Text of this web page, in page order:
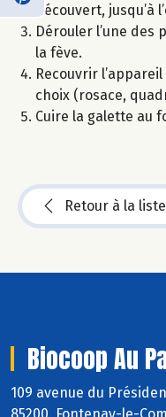
découvert,
Dérouler l’une
la fève.
Recouvrir
choix (rosace,
Cuire la galette au
Retour à la liste
Biocoop Au
109 avenue du
85200 Fontenay-le-